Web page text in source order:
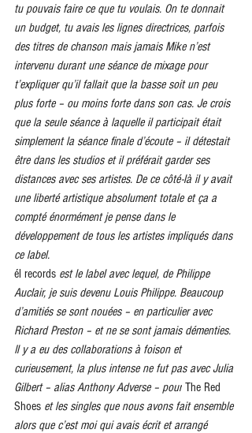
tu pouvais faire ce que tu voulais. On te donnait
un budget, tu avais les lignes directrices, parfois
des titres de chanson mais jamais Mike n’est
intervenu durant une séance de mixage pour
t’expliquer qu’il fallait que la basse soit un peu
plus forte – ou moins forte dans son cas. Je crois
que la seule séance à laquelle il participait était
simplement la séance finale d’écoute – il détestait
être dans les studios et il préférait garder ses
distances avec ses artistes. De ce côté-là il y avait
une liberté artistique absolument totale et ça a
compté énormément je pense dans le
développement de tous les artistes impliqués dans
ce label.
él records est le label avec lequel, de Philippe
Auclair, je suis devenu Louis Philippe. Beaucoup
d’amitiés se sont nouées – en particulier avec
Richard Preston – et ne se sont jamais démenties.
Il y a eu des collaborations à foison et
curieusement, la plus intense ne fut pas avec Julia
Gilbert – alias Anthony Adverse – pour The Red
Shoes et les singles que nous avons fait ensemble
alors que c’est moi qui avais écrit et arrangé